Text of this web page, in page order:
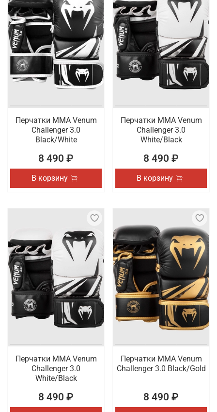
Перчатки ММА Venum
Challenger 3.0
Black/White
8 490 ₽
В корзину
Перчатки ММА Venum
Challenger 3.0
White/Black
8 490 ₽
В корзину
Перчатки ММА Venum
Challenger 3.0
White/Black
8 490 ₽
Перчатки ММА Venum
Challenger 3.0 Black/Gold
8 490 ₽